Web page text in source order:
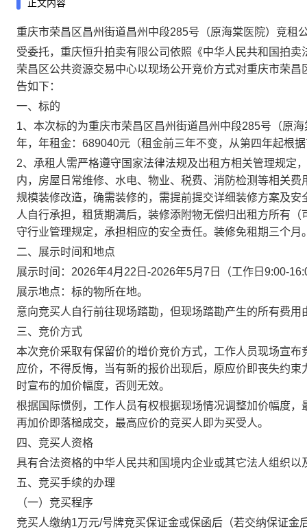
正文内容
重庆市荣昌区昌州街道昌州中段285号（原海棠医院）竞租
受委托，重庆恒升拍卖有限公司依照《中华人民共和国拍卖
荣昌区公共资源交易中心以现场公开竞价方式对重庆市荣
告如下：
一、标的
1、本次标的为重庆市荣昌区昌州街道昌州中段285号（原
年，年租金：689040元（租金前三年不变，从第四年起根
2、承租人需严格遵守国家法律法规及出租方相关管理规定
内，房屋日常维修、水电、物业、税费、消防检测等相关
规模装修改造，确需装修的，需提前提交详细装修方案及
人自行承担，租赁期满后，装修添附物无偿归出租方所有
守行业管理规定，承担相应的安全责任。装修免租期三个月
二、展示时间和地点
展示时间： 2026年4月22日-2026年5月7日（工作日9:00-
展示地点：标的物所在地。
意向竞买人自行前往现场踏勘，但现场踏勘产生的所有费用
三、竞价方式
本次竞价采取有保留价的增价竞价方式，工作人员现场宣
应价，不得反悔，当有新的报价出现后，原应价即丧失约
时宣布的加价幅度，否则无效。
根据国际惯例，工作人员有权根据现场情况调整加价幅度
再加价即落槌成交，最高应价的竞买人即为买受人。
四、竞买人资格
具有合法资格的中华人民共和国境内企业或其它法人组织
五、竞买手续的办理
（一）竞买程序
竞买人缴纳1万元/号牌竞买保证金或保函后 （若交纳保证